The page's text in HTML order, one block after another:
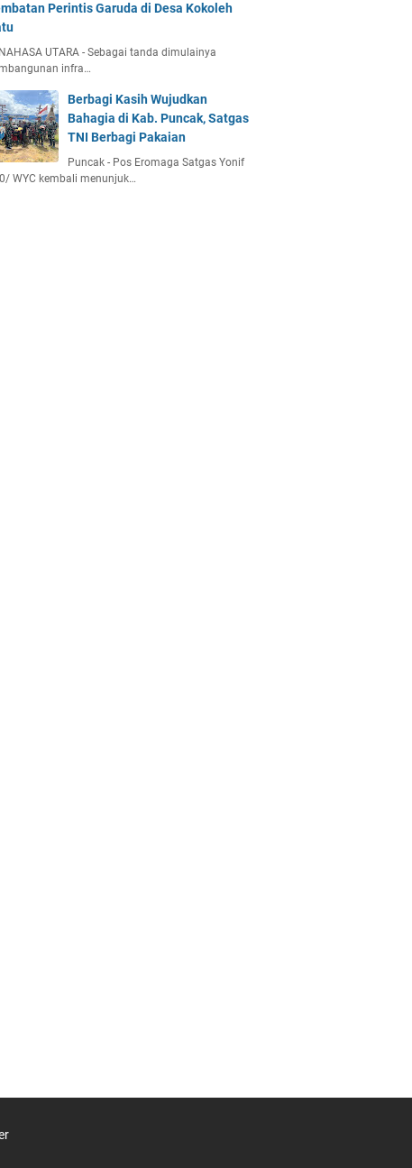
Perintis Garuda di Desa Kokoleh
UTARA - Sebagai tanda dimulainya
infra…
Berbagi Kasih Wujudkan
Bahagia di Kab. Puncak, Satgas
TNI Berbagi Pakaian
Puncak - Pos Eromaga Satgas Yonif
WYC kembali menunjuk…